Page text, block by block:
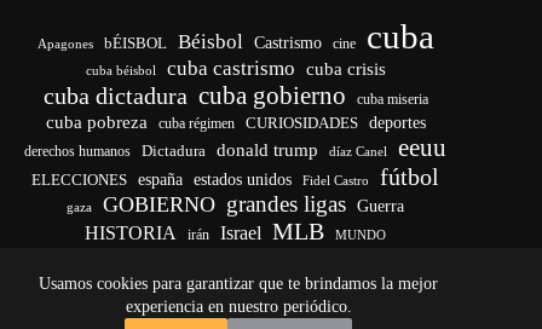
Usamos cookies para garantizar que te brindamos la mejor
experiencia en nuestro periódico.
Apagones bÉISBOL Béisbol Castrismo cine cuba
cuba béisbol cuba castrismo cuba crisis
cuba dictadura cuba gobierno cuba miseria
cuba pobreza cuba régimen CURIOSIDADES deportes
derechos humanos Dictadura donald trump díaz Canel eeuu
ELECCIONES españa estados unidos Fidel Castro fútbol
gaza GOBIERNO grandes ligas Guerra
HISTORIA irán Israel MLB MUNDO
Rusia
régimen cubano Trump Ucrania venezuela vida yankees